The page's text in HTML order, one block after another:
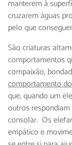
manterem à
cruzarem águas
pelo que
São criaturas
comportamentos
compaixão,
comportamento
que, quando um
outros
consolar. Os
empático e